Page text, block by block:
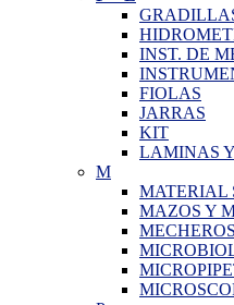
INST. DE
FIOLAS
JARRAS
KIT
LAMINAS
M
MATERIAL
MAZOS Y
MECHEROS